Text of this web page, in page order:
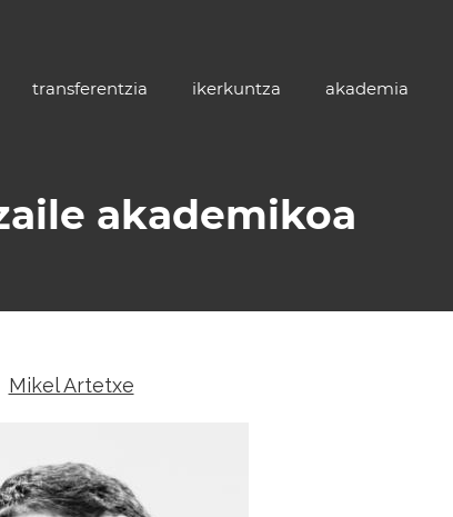
transferentzia ikerkuntza akademia
akademikoa
Mikel Artetxe